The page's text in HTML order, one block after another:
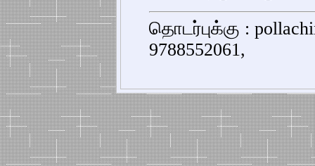
தொடர்புக்கு :
9788552061,